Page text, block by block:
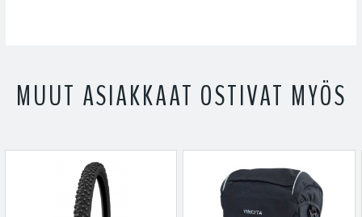
MUUT ASIAKKAAT OSTIVAT MYÖS